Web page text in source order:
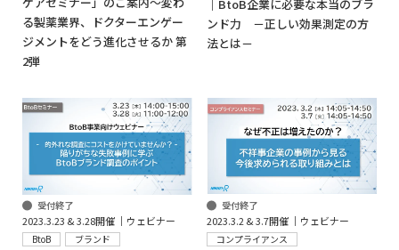
る製薬業界、ドクターエンゲー
ジメントをどう進化させるか 第
2弾
｜BtoB企業に必要な本当のブラ
ンド力 －正しい効果測定の方
法とは－
受付終了
2023.3.23 & 3.28開催 │ウェビナー
BtoB ブランド
受付終了
2023.3.2 & 3.7開催 │ウェビナー
コンプライアンス